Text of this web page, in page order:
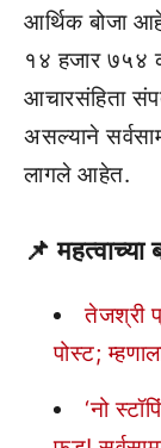
आर्थिक बोजा
१४ हजार ७५४
आचारसंहिता
असल्याने
लागले आहेत.
📌महत्वाच्या
तेजश्री
पोस्ट;
‘नो